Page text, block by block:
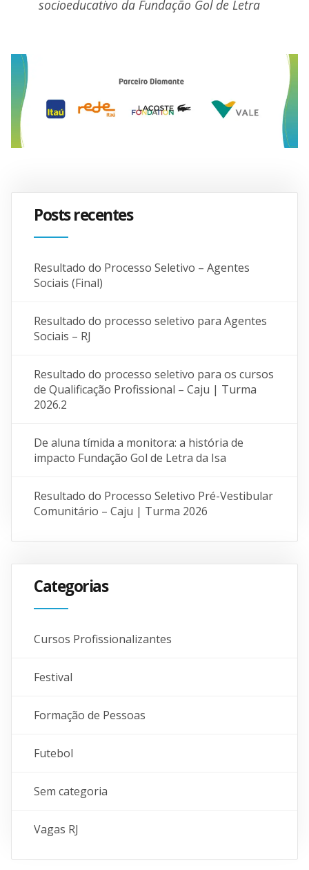
socioeducativo da Fundação Gol de Letra
Posts recentes
Resultado do Processo Seletivo – Agentes
Sociais (Final)
Resultado do processo seletivo para Agentes
Sociais – RJ
Resultado do processo seletivo para os cursos
de Qualificação Profissional – Caju | Turma
2026.2
De aluna tímida a monitora: a história de
impacto Fundação Gol de Letra da Isa
Resultado do Processo Seletivo Pré-Vestibular
Comunitário – Caju | Turma 2026
Categorias
Cursos Profissionalizantes
Festival
Formação de Pessoas
Futebol
Sem categoria
Vagas RJ